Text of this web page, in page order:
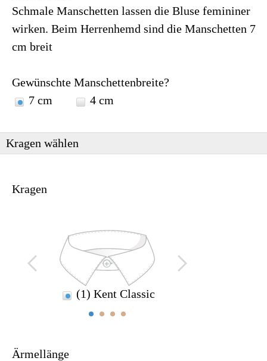
Schmale Manschetten lassen die Bluse femininer
wirken. Beim Herrenhemd sind die Manschetten 7
cm breit
Gewünschte Manschettenbreite?
7 cm
4 cm
Kragen wählen
Kragen
(1) Kent Classic
Ärmellänge